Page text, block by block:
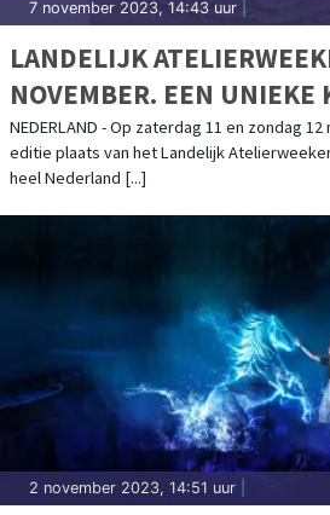
7 november 2023, 14:43 uur
LANDELIJK
NOVEMBER. EEN UNIEKE
HONDERDEN ATELIERS
LAND
NEDERLAND - Op zaterdag 11 en zondag
editie plaats van het Landelijk
heel Nederland [...]
2 november 2023, 14:51 uur